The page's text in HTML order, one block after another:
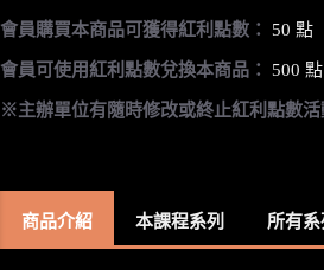
會員購買本商品可獲得紅利點數： 50 點
會員可使用紅利點數兌換本商品： 500 點
※主辦單位有隨時修改或終止紅利點數活
商品介紹 本課程系列 所有系